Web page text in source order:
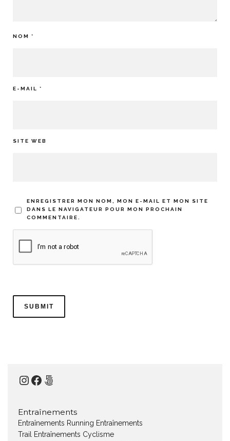
NOM *
E-MAIL *
SITE WEB
ENREGISTRER MON NOM, MON E-MAIL ET MON SITE
DANS LE NAVIGATEUR POUR MON PROCHAIN
COMMENTAIRE.
Instagram
Facebook
500px
Entraînements
Entraînements Running Entraînements
Trail
Entraînements Cyclisme